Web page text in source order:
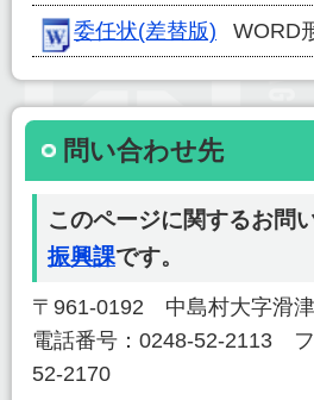
委任状(差替版) WORD
問い合わせ先
このページに関するお問
振興課です。
〒961-0192 中島村大字滑
電話番号：0248-52-2113
52-2170